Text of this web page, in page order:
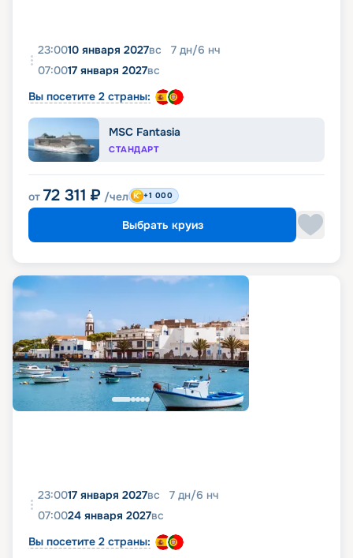
23:0010 января 2027вс 7 дн/6 нч
07:0017 января 2027вс
Вы посетите 2 страны:
MSC Fantasia
СТАНДАРТ
от 72 311 ₽ /чел +1 000
Выбрать круиз
23:0017 января 2027вс 7 дн/6 нч
07:0024 января 2027вс
Вы посетите 2 страны: